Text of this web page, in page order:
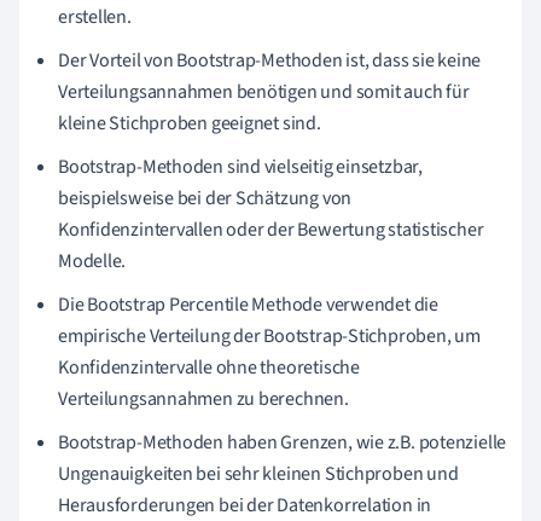
erstellen.
Der Vorteil von Bootstrap-Methoden ist, dass sie keine
Verteilungsannahmen benötigen und somit auch für
kleine Stichproben geeignet sind.
Bootstrap-Methoden sind vielseitig einsetzbar,
beispielsweise bei der Schätzung von
Konfidenzintervallen oder der Bewertung statistischer
Modelle.
Die Bootstrap Percentile Methode verwendet die
empirische Verteilung der Bootstrap-Stichproben, um
Konfidenzintervalle ohne theoretische
Verteilungsannahmen zu berechnen.
Bootstrap-Methoden haben Grenzen, wie z.B. potenzielle
Ungenauigkeiten bei sehr kleinen Stichproben und
Herausforderungen bei der Datenkorrelation in